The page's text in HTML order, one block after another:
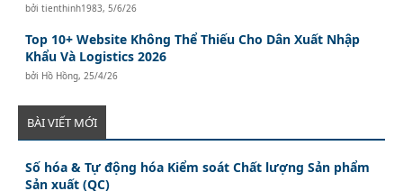
bởitienthinh1983, 5/6/26
Top 10+ Website Không Thể Thiếu Cho Dân Xuất Nhập
Khẩu Và Logistics 2026
bởi Hồ Hồng, 25/4/26
BÀI VIẾT MỚI
Số hóa & Tự động hóa Kiểm soát Chất lượng Sản phẩm
Sản xuất (QC)